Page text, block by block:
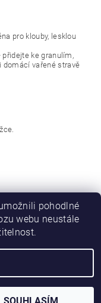
pro klouby, lesklou
ke granulím,
domácí vařené stravě
pohodlné
webu neustále